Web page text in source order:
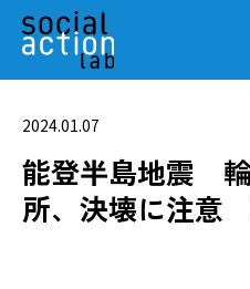
2024.01.07
能登半島地震
所、決壊に注意